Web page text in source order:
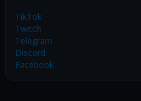
TikTok
Twitch
Telegram
Discord
Facebook